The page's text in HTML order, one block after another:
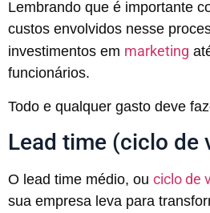
Lembrando que é importante
custos envolvidos nesse
investimentos em marketing
funcionários.
Todo e qualquer gasto deve
Lead time (ciclo de
O lead time médio, ou ciclo de
sua empresa leva para